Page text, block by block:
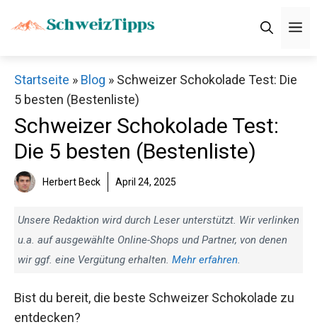
Inhalt
Startseite » Blog » Schweizer Schokolade Test: Die
5 besten (Bestenliste)
Schweizer Schokolade Test:
Die 5 besten (Bestenliste)
Herbert Beck April 24, 2025
Unsere Redaktion wird durch Leser unterstützt. Wir verlinken
u.a. auf ausgewählte Online-Shops und Partner, von denen
wir ggf. eine Vergütung erhalten. Mehr erfahren.
Bist du bereit, die beste Schweizer Schokolade zu
entdecken?